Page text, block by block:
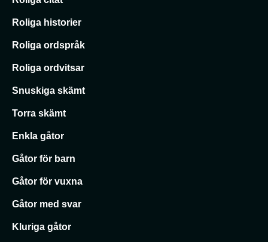
Roliga historier
Roliga ordspråk
Roliga ordvitsar
Snuskiga skämt
Torra skämt
Enkla gåtor
Gåtor för barn
Gåtor för vuxna
Gåtor med svar
Kluriga gåtor